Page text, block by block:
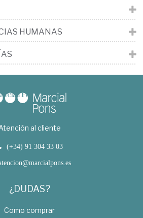
HUMANAS
al cliente
(+34) 91 304 33 03
¿DUDAS?
Como comprar